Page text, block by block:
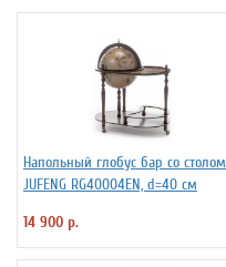
Напольный глобус бар со столом
JUFENG RG40004EN, d=40 см
14 900 р.